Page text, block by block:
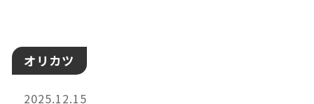
オリカツ
2025.12.15